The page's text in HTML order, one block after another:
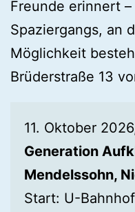
Freunde erinnert
Spaziergangs, an
Möglichkeit
Brüderstraße 13
11. Oktober
Generation
Mendelssohn,
Start: U-